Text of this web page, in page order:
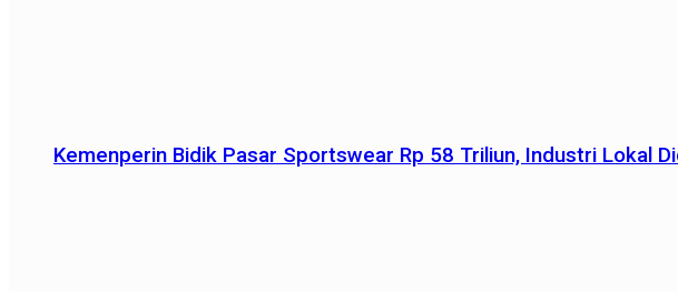
Kemenperin Bidik Pasar Sportswear Rp 58 Triliun, Industri Lokal